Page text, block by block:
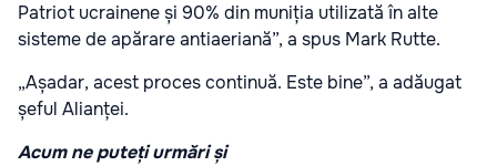
Patriot ucrainene și 90% din muniția utilizată în alte
sisteme de apărare antiaeriană”, a spus Mark Rutte.
„Așadar, acest proces continuă. Este bine”, a adăugat
șeful Alianței.
Acum ne puteți urmări și